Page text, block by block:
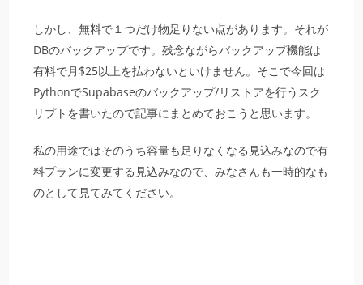
しかし、無料で１つだけ物足りない点があります。それが
DBのバックアップです。残念ながらバックアップ機能は
有料で月$25以上を払わないといけません。そこで今回は
PythonでSupabaseのバックアップ/リストアを行うスク
リプトを書いたので記事にまとめておこうと思います。
私の用途ではそのうち容量も足りなくなる見込みなので有
料プランに変更する見込みなので、みなさんも一時的なも
のとして見てみてください。